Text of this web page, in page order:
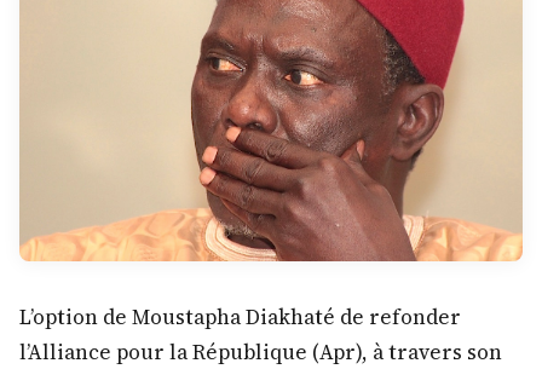
L’option de Moustapha Diakhaté de refonder
l’Alliance pour la République (Apr), à travers son